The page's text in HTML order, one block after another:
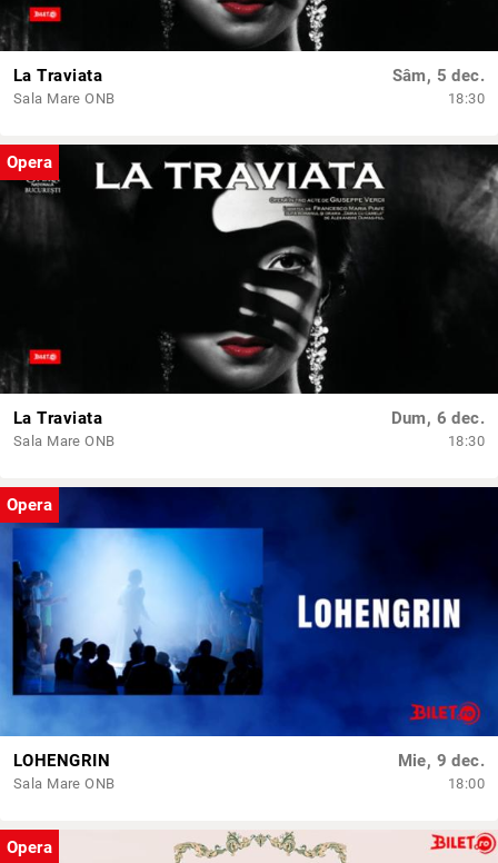
La Traviata
Sala Mare ONB
Sâm, 5 dec.
18:30
Opera
La Traviata
Sala Mare ONB
Dum, 6 dec.
18:30
Opera
LOHENGRIN
Sala Mare ONB
Mie, 9 dec.
18:00
Opera